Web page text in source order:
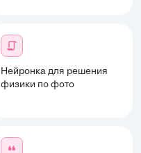
Нейронка для решения
физики по фото